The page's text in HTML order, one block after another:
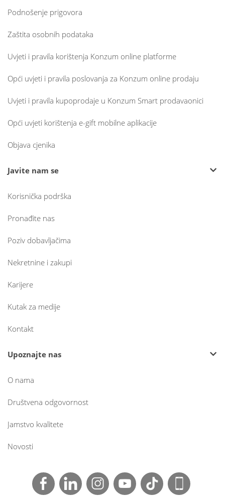
Podnošenje prigovora
Zaštita osobnih podataka
Uvjeti i pravila korištenja Konzum online platforme
Opći uvjeti i pravila poslovanja za Konzum online prodaju
Uvjeti i pravila kupoprodaje u Konzum Smart prodavaonici
Opći uvjeti korištenja e-gift mobilne aplikacije
Objava cjenika
Javite nam se
Korisnička podrška
Pronađite nas
Poziv dobavljačima
Nekretnine i zakupi
Karijere
Kutak za medije
Kontakt
Upoznajte nas
O nama
Društvena odgovornost
Jamstvo kvalitete
Novosti